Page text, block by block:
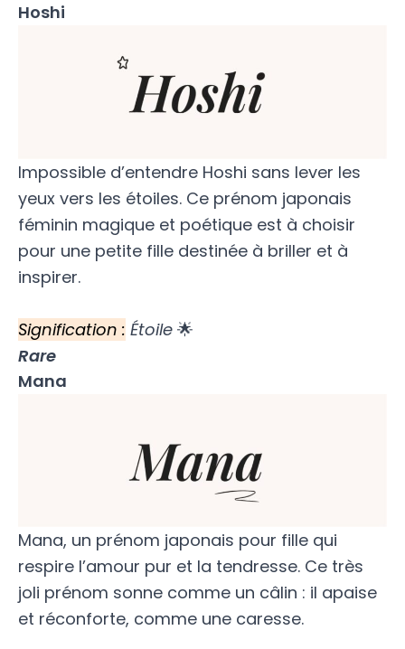
Hoshi
Impossible d’entendre Hoshi sans lever les
yeux vers les étoiles. Ce prénom japonais
féminin magique et poétique est à choisir
pour une petite fille destinée à briller et à
inspirer.
Signification : Étoile 🌟
Rare
Mana
Mana, un prénom japonais pour fille qui
respire l’amour pur et la tendresse. Ce très
joli prénom sonne comme un câlin : il apaise
et réconforte, comme une caresse.